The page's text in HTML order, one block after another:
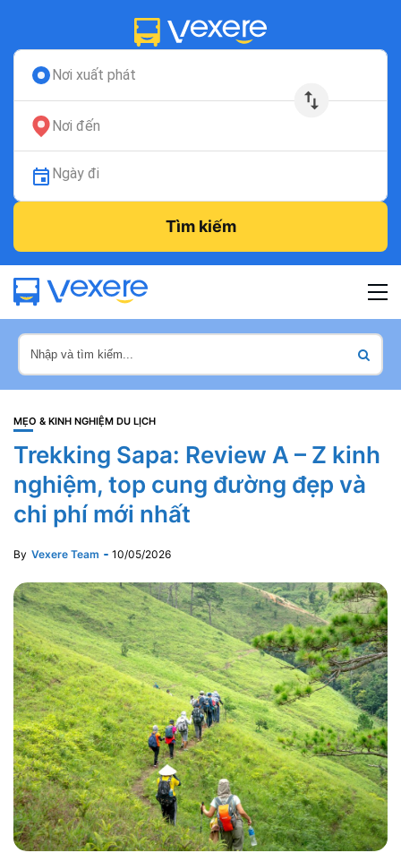
Nơi xuất phát
Nơi đến
Ngày đi
Tìm kiếm
MẸO & KINH NGHIỆM DU LỊCH
Trekking Sapa: Review A – Z kinh
nghiệm, top cung đường đẹp và
chi phí mới nhất
By Vexere Team 10/05/2026